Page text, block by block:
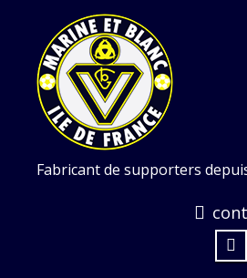
content
Fabricant de supporters